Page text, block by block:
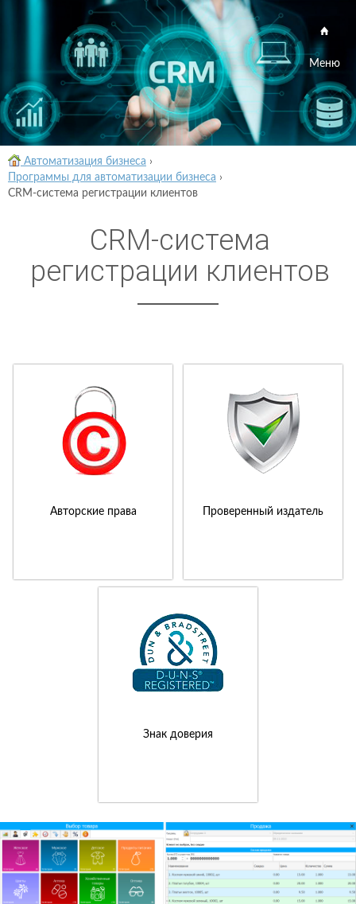
Меню
Автоматизация бизнеса ›
Программы для автоматизации бизнеса ›
CRM-система регистрации клиентов
CRM-система
регистрации клиентов
Авторские права Проверенный издатель
Знак доверия